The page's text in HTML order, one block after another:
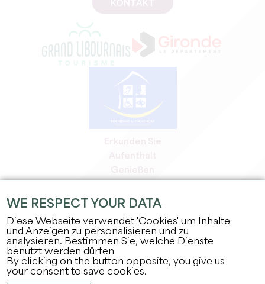
Profi-Bereich
Presse-Bereich
Jobs & Praktika
Rechtliche Informationen
Datenschutz
WE RESPECT YOUR DATA
Diese Webseite verwendet 'Cookies' um Inhalte
und Anzeigen zu personalisieren und zu
analysieren. Bestimmen Sie, welche Dienste
benutzt werden dürfen
By clicking on the button opposite, you give us
your consent to save cookies.